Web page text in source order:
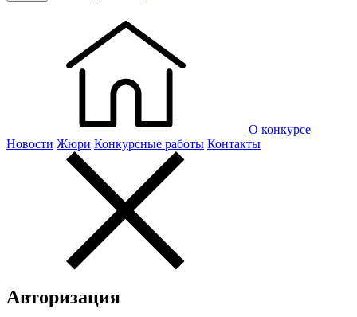
О конкурсе
Новости Жюри Конкурсные работы Контакты
Авторизация